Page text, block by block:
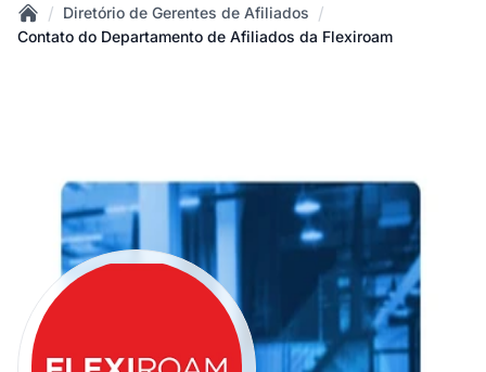
Home
/ Diretório de Gerentes de Afiliados /
Contato do Departamento de Afiliados da Flexiroam